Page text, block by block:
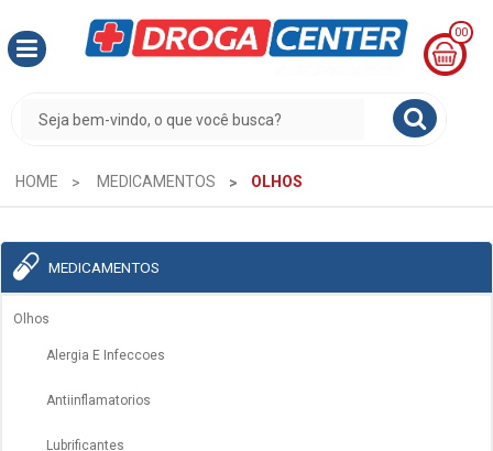
00
CESTA
R$
0,00
HOME MEDICAMENTOS OLHOS
MEDICAMENTOS
Olhos
Alergia E Infeccoes
Antiinflamatorios
Lubrificantes